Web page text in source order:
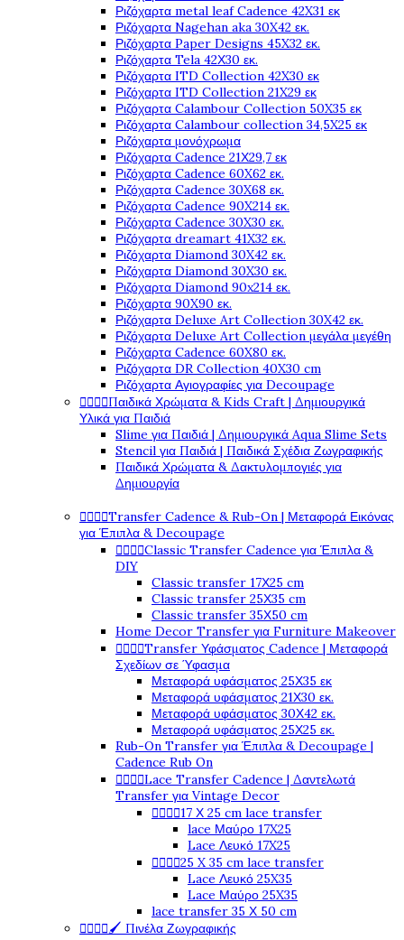
Ριζόχαρτα metal leaf Cadence 42X31 εκ
Ριζόχαρτα Nagehan aka 30X42 εκ.
Ριζόχαρτα Paper Designs 45X32 εκ.
Ριζόχαρτα Tela 42Χ30 εκ.
Ριζόχαρτα ITD Collection 42X30 εκ
Ριζόχαρτα ITD Collection 21X29 εκ
Ριζόχαρτα Calambour Collection 50X35 εκ
Ριζόχαρτα Calambour collection 34,5X25 εκ
Ριζόχαρτα μονόχρωμα
Ριζόχαρτα Cadence 21Χ29,7 εκ
Ριζόχαρτα Cadence 60X62 εκ.
Ριζόχαρτα Cadence 30X68 εκ.
Ριζόχαρτα Cadence 90X214 εκ.
Ριζόχαρτα Cadence 30X30 εκ.
Ριζόχαρτα dreamart 41X32 εκ.
Ριζόχαρτα Diamond 30X42 εκ.
Ριζόχαρτα Diamond 30X30 εκ.
Ριζόχαρτα Diamond 90x214 εκ.
Ριζόχαρτα 90X90 εκ.
Ριζόχαρτα Deluxe Art Collection 30X42 εκ.
Ριζόχαρτα Deluxe Art Collection μεγάλα μεγέθη
Ριζόχαρτα Cadence 60X80 εκ.
Ριζόχαρτα DR Collection 40X30 cm
Ριζόχαρτα Αγιογραφίες για Decoupage
Παιδικά Χρώματα & Kids Craft | Δημιουργικά
Υλικά για Παιδιά
Slime για Παιδιά | Δημιουργικά Aqua Slime Sets
Stencil για Παιδιά | Παιδικά Σχέδια Ζωγραφικής
Παιδικά Χρώματα & Δακτυλομπογιές για
Δημιουργία
Transfer Cadence & Rub-On | Μεταφορά Εικόνας
για Έπιπλα & Decoupage
Classic Transfer Cadence για Έπιπλα &
DIY
Classic transfer 17Χ25 cm
Classic transfer 25Χ35 cm
Classic transfer 35Χ50 cm
Home Decor Transfer για Furniture Makeover
Transfer Υφάσματος Cadence | Μεταφορά
Σχεδίων σε Ύφασμα
Μεταφορά υφάσματος 25Χ35 εκ
Μεταφορά υφάσματος 21Χ30 εκ.
Μεταφορά υφάσματος 30Χ42 εκ.
Μεταφορά υφάσματος 25Χ25 εκ.
Rub-On Transfer για Έπιπλα & Decoupage |
Cadence Rub On
Lace Transfer Cadence | Δαντελωτά
Transfer για Vintage Decor
17 Χ 25 cm lace transfer
lace Μαύρο 17X25
Lace Λευκό 17X25
25 X 35 cm lace transfer
Lace Λευκό 25X35
Lace Μαύρο 25X35
lace transfer 35 Χ 50 cm
🖌️ Πινέλα Ζωγραφικής